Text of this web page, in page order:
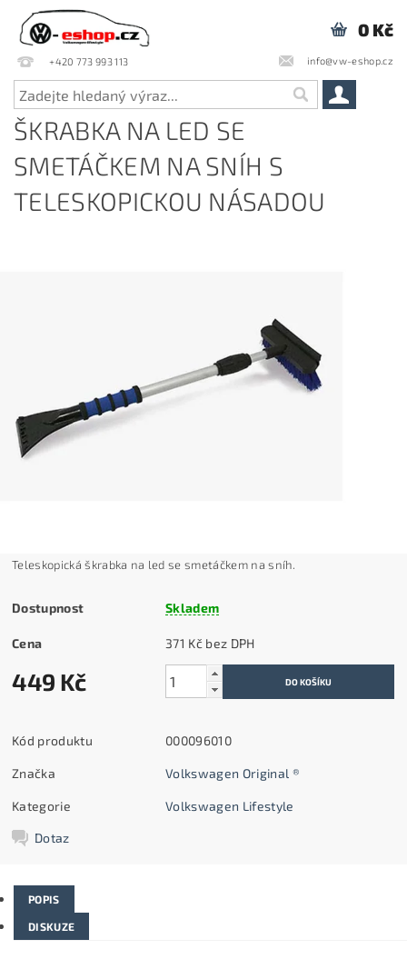
+420 773 993 113 info@vw-eshop.cz
0 Kč
ŠKRABKA NA LED SE
SMETÁČKEM NA SNÍH S
TELESKOPICKOU NÁSADOU
Teleskopická škrabka na led se smetáčkem na sníh.
Dostupnost Skladem
Cena 371 Kč bez DPH
449 Kč
Kód produktu 000096010
Značka Volkswagen Original ®
Kategorie Volkswagen Lifestyle
Dotaz
POPIS
DISKUZE